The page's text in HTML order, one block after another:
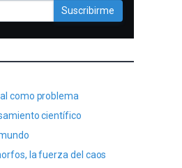
Suscribirme
como problema
científico
la fuerza del caos